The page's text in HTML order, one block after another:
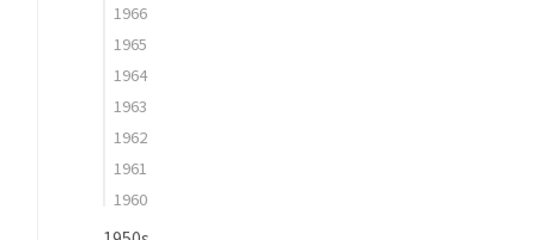
1966
1965
1964
1963
1962
1961
1960